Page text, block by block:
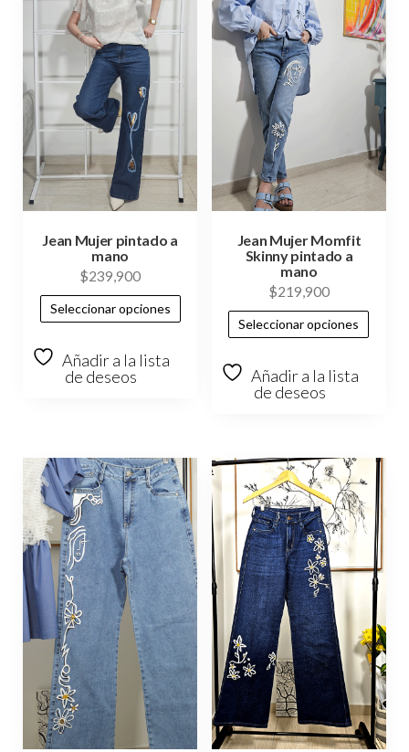
Jean Mujer pintado a
mano
$239,900
Seleccionar opciones
Añadir a la lista
de deseos
Jean Mujer Momfit
Skinny pintado a
mano
$219,900
Seleccionar opciones
Añadir a la lista
de deseos